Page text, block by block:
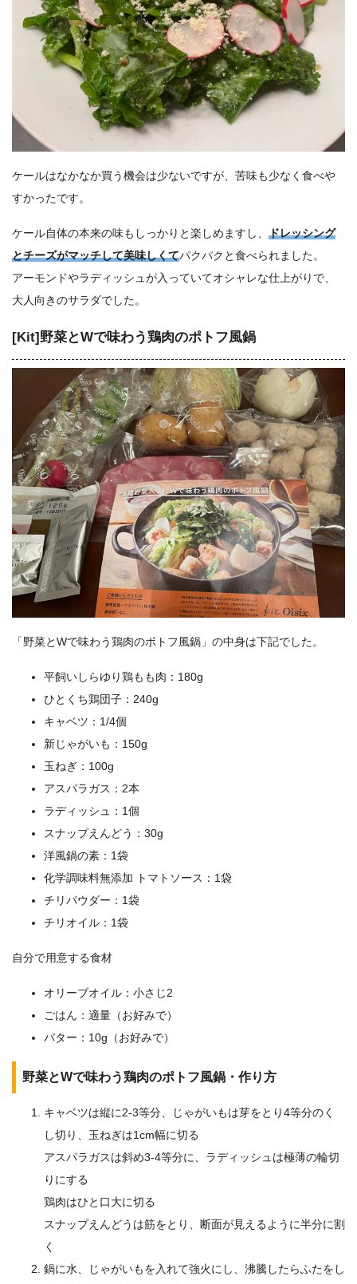
ケールはなかなか買う機会は少ないですが、苦味も少なく食べや
すかったです。
ケール自体の本来の味もしっかりと楽しめますし、 ドレッシング
とチーズがマッチして美味しくてパクパクと食べられました。
アーモンドやラディッシュが入っていてオシャレな仕上がりで、
大人向きのサラダでした。
[Kit]野菜とWで味わう鶏肉のポトフ風鍋
「野菜とWで味わう鶏肉のポトフ風鍋」の中身は下記でした。
平飼いしらゆり鶏もも肉：180g
ひとくち鶏団子：240g
キャベツ：1/4個
新じゃがいも：150g
玉ねぎ：100g
アスパラガス：2本
ラディッシュ：1個
スナップえんどう：30g
洋風鍋の素：1袋
化学調味料無添加 トマトソース：1袋
チリパウダー：1袋
チリオイル：1袋
自分で用意する食材
オリーブオイル：小さじ2
ごはん：適量（お好みで）
バター：10g（お好みで）
野菜とWで味わう鶏肉のポトフ風鍋・作り方
キャベツは縦に2-3等分、じゃがいもは芽をとり4等分のく
し切り、玉ねぎは1cm幅に切る
アスパラガスは斜め3-4等分に、ラディッシュは極薄の輪切
りにする
鶏肉はひと口大に切る
スナップえんどうは筋をとり、断面が見えるように半分に割
く
鍋に水、じゃがいもを入れて強火にし、沸騰したらふたをし